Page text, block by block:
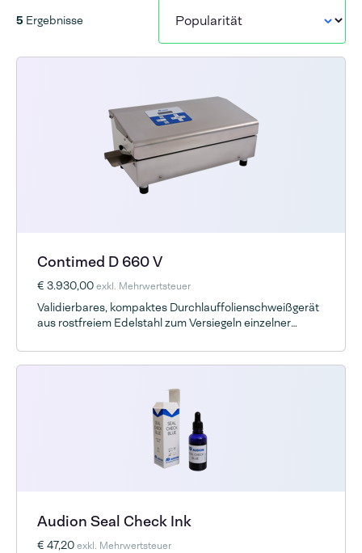
5 Ergebnisse
Contimed D 660 V
€ 3.930,00exkl. Mehrwertsteuer
Validierbares, kompaktes Durchlauffolienschweißgerät
aus rostfreiem Edelstahl zum Versiegeln einzelner
Audion Seal Check Ink
€ 47,20exkl. Mehrwertsteuer